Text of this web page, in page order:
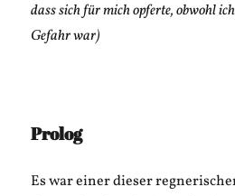
dass sich für mich opferte, obwohl
Gefahr war)
Prolog
Es war einer dieser